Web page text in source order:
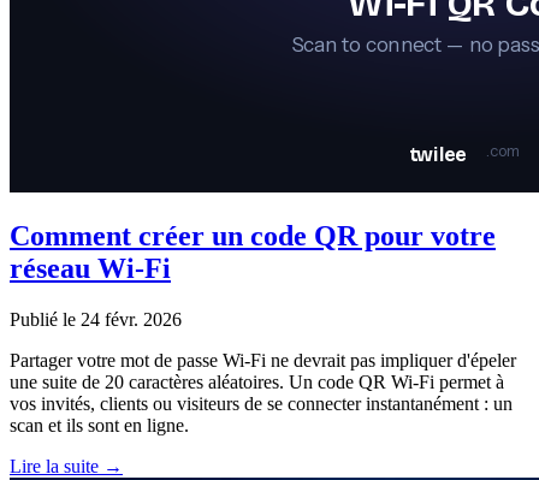
Comment créer un code QR pour votre
réseau Wi-Fi
Publié le 24 févr. 2026
Partager votre mot de passe Wi-Fi ne devrait pas impliquer d'épeler
une suite de 20 caractères aléatoires. Un code QR Wi-Fi permet à
vos invités, clients ou visiteurs de se connecter instantanément : un
scan et ils sont en ligne.
Lire la suite →